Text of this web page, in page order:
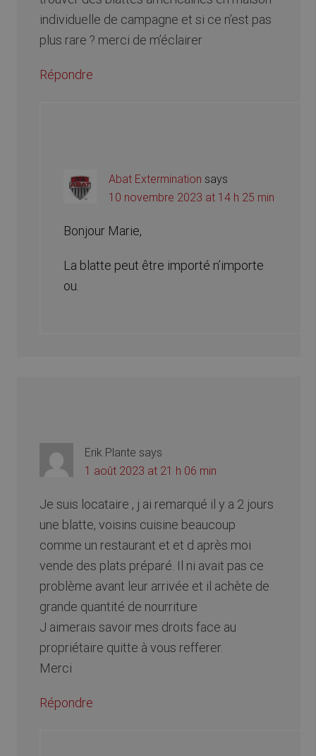
individuelle de campagne et si ce n’est pas
plus rare ? merci de m’éclairer
Répondre
Abat Extermination says
10 novembre 2023 at 14 h 25 min
Bonjour Marie,
La blatte peut être importé n’importe
ou.
Erik Plante says
1 août 2023 at 21 h 06 min
Je suis locataire , j ai remarqué il y a 2 jours
une blatte, voisins cuisine beaucoup
comme un restaurant et et d après moi
vende des plats préparé. Il ni avait pas ce
problème avant leur arrivée et il achète de
grande quantité de nourriture
J aimerais savoir mes droits face au
propriétaire quitte à vous refferer.
Merci
Répondre